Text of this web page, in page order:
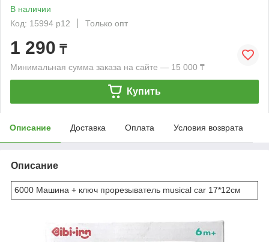
В наличии
Код: 15994 р12
Только опт
1 290 ₸
Минимальная сумма заказа на сайте — 15 000 ₸
Купить
Описание Доставка Оплата Условия возврата
Описание
6000 Машина + ключ прорезыватель musical car 17*12см